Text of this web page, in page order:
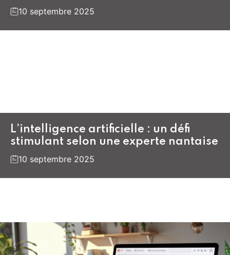
10 septembre 2025
L’intelligence artificielle : un défi
stimulant selon une experte nantaise
10 septembre 2025